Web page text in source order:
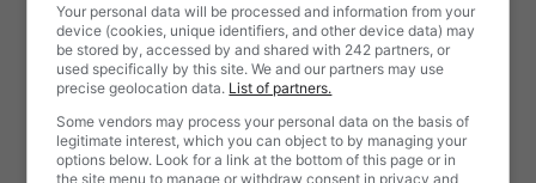
Your personal data will be processed and information from your
device (cookies, unique identifiers, and other device data) may
be stored by, accessed by and shared with 242 partners, or
used specifically by this site. We and our partners may use
precise geolocation data. List of partners.
Some vendors may process your personal data on the basis of
legitimate interest, which you can object to by managing your
options below. Look for a link at the bottom of this page or in
the site menu to manage or withdraw consent in privacy and